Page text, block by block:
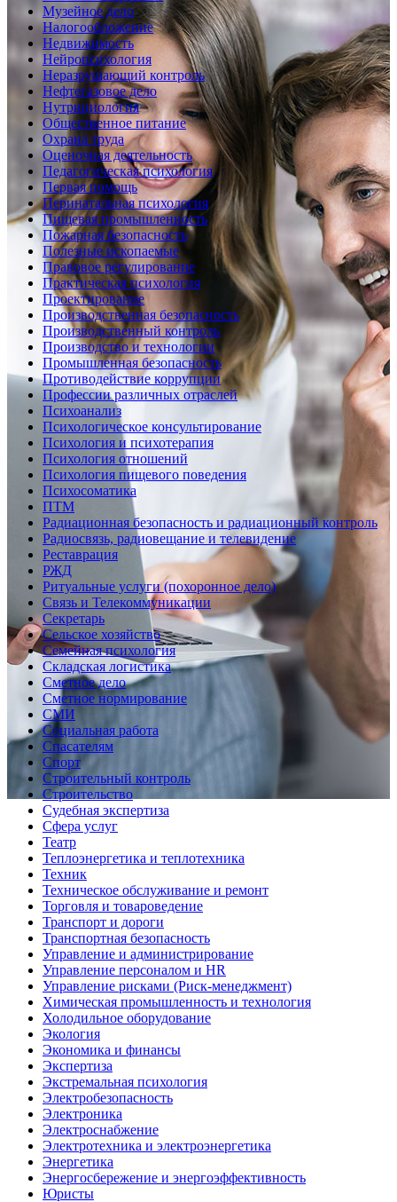
Музейное дело
Налогообложение
Недвижимость
Нейропсихология
Неразрушающий контроль
Нефтегазовое дело
Нутрициология
Общественное питание
Охрана труда
Оценочная деятельность
Педагогическая психология
Первая помощь
Перинатальная психология
Пищевая промышленность
Пожарная безопасность
Полезные ископаемые
Правовое регулирование
Практическая психология
Проектирование
Производственная безопасность
Производственный контроль
Производство и технологии
Промышленная безопасность
Противодействие коррупции
Профессии различных отраслей
Психоанализ
Психологическое консультирование
Психология и психотерапия
Психология отношений
Психология пищевого поведения
Психосоматика
ПТМ
Радиационная безопасность и радиационный контроль
Радиосвязь, радиовещание и телевидение
Реставрация
РЖД
Ритуальные услуги (похоронное дело)
Связь и Телекоммуникации
Секретарь
Сельское хозяйство
Семейная психология
Складская логистика
Сметное дело
Сметное нормирование
СМИ
Социальная работа
Спасателям
Спорт
Строительный контроль
Строительство
Судебная экспертиза
Сфера услуг
Театр
Теплоэнергетика и теплотехника
Техник
Техническое обслуживание и ремонт
Торговля и товароведение
Транспорт и дороги
Транспортная безопасность
Управление и администрирование
Управление персоналом и HR
Управление рисками (Риск-менеджмент)
Химическая промышленность и технология
Холодильное оборудование
Экология
Экономика и финансы
Экспертиза
Экстремальная психология
Электробезопасность
Электроника
Электроснабжение
Электротехника и электроэнергетика
Энергетика
Энергосбережение и энергоэффективность
Юристы